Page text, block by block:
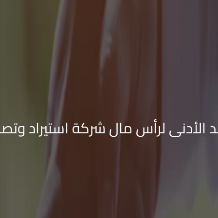
الأدنى لرأس مال شركة استيراد